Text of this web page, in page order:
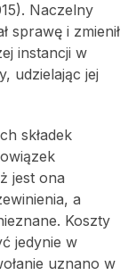
Naczelny
sprawę i zmienił
instancji w
udzielając jej
składek
jest ona
a
Koszty
jedynie w
uznano w